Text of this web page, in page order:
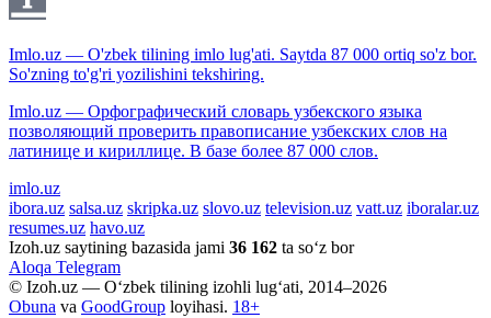
Imlo.uz — O'zbek tilining imlo lug'ati. Saytda 87 000 ortiq so'z bor.
So'zning to'g'ri yozilishini tekshiring.
Imlo.uz — Орфографический словарь узбекского языка
позволяющий проверить правописание узбекских слов на
латинице и кириллице. В базе более 87 000 слов.
imlo.uz
ibora.uz salsa.uz skripka.uz slovo.uz television.uz vatt.uz iboralar.uz
resumes.uz havo.uz
Izoh.uz saytining bazasida jami 36 162 ta so‘z bor
Aloqa Telegram
© Izoh.uz — O‘zbek tilining izohli lug‘ati, 2014–2026
Obuna va GoodGroup loyihasi. 18+